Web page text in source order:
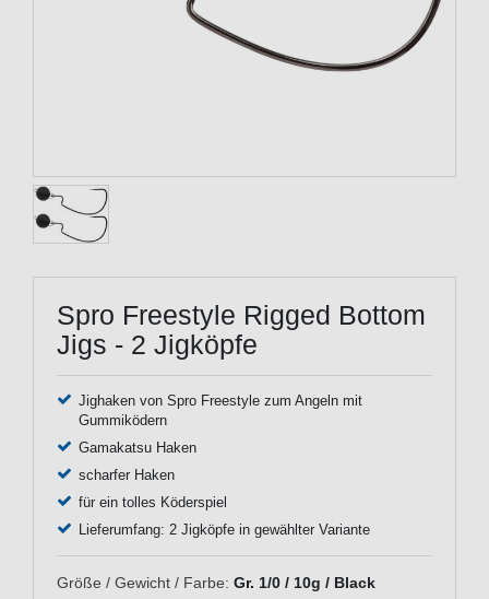
Spro Freestyle Rigged Bottom
Jigs - 2 Jigköpfe
Jighaken von Spro Freestyle zum Angeln mit
Gummiködern
Gamakatsu Haken
scharfer Haken
für ein tolles Köderspiel
Lieferumfang: 2 Jigköpfe in gewählter Variante
Größe / Gewicht / Farbe: Gr. 1/0 / 10g / Black